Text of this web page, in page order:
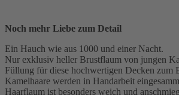
Noch mehr Liebe zum Detail
Ein Hauch wie aus 1000 und einer Nacht.
Nur exklusiv heller Brustflaum von jungen
Füllung für diese hochwertigen Decken zum
Kamelhaare werden in Handarbeit
Haarflaum ist besonders weich und